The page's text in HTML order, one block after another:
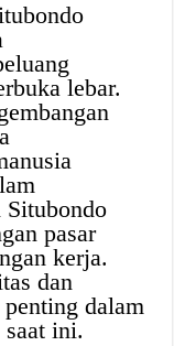
lebar.
pasar
kerja.
dan
dalam
saat ini.